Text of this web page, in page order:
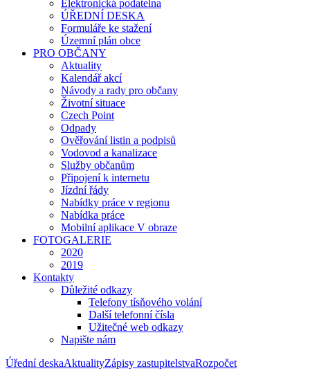
Elektronická podatelna
ÚŘEDNÍ DESKA
Formuláře ke stažení
Územní plán obce
PRO OBČANY
Aktuality
Kalendář akcí
Návody a rady pro občany
Životní situace
Czech Point
Odpady
Ověřování listin a podpisů
Vodovod a kanalizace
Služby občanům
Připojení k internetu
Jízdní řády
Nabídky práce v regionu
Nabídka práce
Mobilní aplikace V obraze
FOTOGALERIE
2020
2019
Kontakty
Důležité odkazy
Telefony tísňového volání
Další telefonní čísla
Užitečné web odkazy
Napište nám
Úřední deskaAktualityZápisy zastupitelstvaRozpočet